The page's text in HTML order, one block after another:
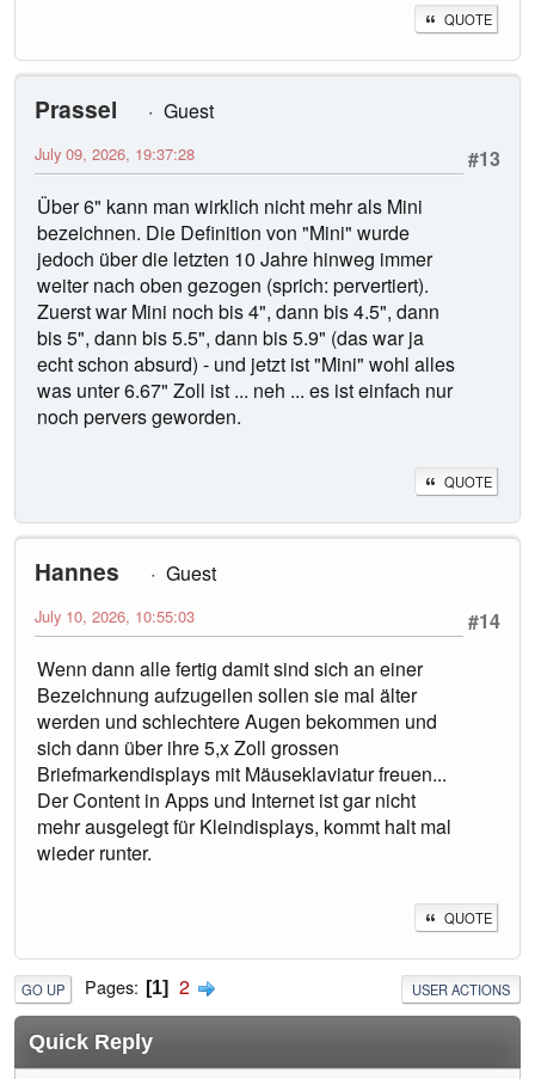
QUOTE
Prassel
Guest
#13
July 09, 2026, 19:37:28
Über 6" kann man wirklich nicht mehr als Mini
bezeichnen. Die Definition von "Mini" wurde
jedoch über die letzten 10 Jahre hinweg immer
weiter nach oben gezogen (sprich: pervertiert).
Zuerst war Mini noch bis 4", dann bis 4.5", dann
bis 5", dann bis 5.5", dann bis 5.9" (das war ja
echt schon absurd) - und jetzt ist "Mini" wohl alles
was unter 6.67" Zoll ist ... neh ... es ist einfach nur
noch pervers geworden.
QUOTE
Hannes
Guest
#14
July 10, 2026, 10:55:03
Wenn dann alle fertig damit sind sich an einer
Bezeichnung aufzugeilen sollen sie mal älter
werden und schlechtere Augen bekommen und
sich dann über ihre 5,x Zoll grossen
Briefmarkendisplays mit Mäuseklaviatur freuen...
Der Content in Apps und Internet ist gar nicht
mehr ausgelegt für Kleindisplays, kommt halt mal
wieder runter.
QUOTE
GO UP Pages 1 2 USER ACTIONS
Quick Reply